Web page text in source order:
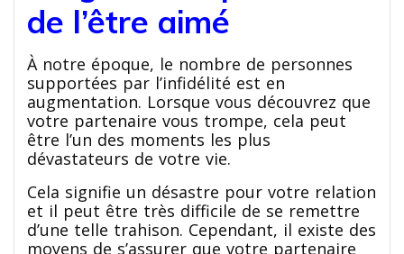
de l’être aimé
À notre époque, le nombre de personnes
supportées par l’infidélité est en
augmentation. Lorsque vous découvrez que
votre partenaire vous trompe, cela peut
être l’un des moments les plus
dévastateurs de votre vie.
Cela signifie un désastre pour votre relation
et il peut être très difficile de se remettre
d’une telle trahison. Cependant, il existe des
moyens de s’assurer que votre partenaire